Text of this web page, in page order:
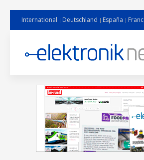
International Deutschland España